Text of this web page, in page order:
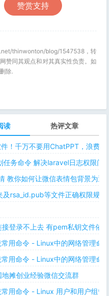
赞赏支持
thinwonton/blog/1547538，转
赞同其观点和对其真实性负责。如
除.
读 热评文章
！千万不要用ChatPPT，浪费时
任务命令 解决laravel日志权限问
教你如何让微信表情包背景为
rsa_id.pub等文件正确权限规则
登录不上去 有pem私钥文件依
用命令 - Linux中的网络管理命
用命令 - Linux中的网络管理命
摊创业经验微信交流群
用命令 - Linux 用户和用户组管